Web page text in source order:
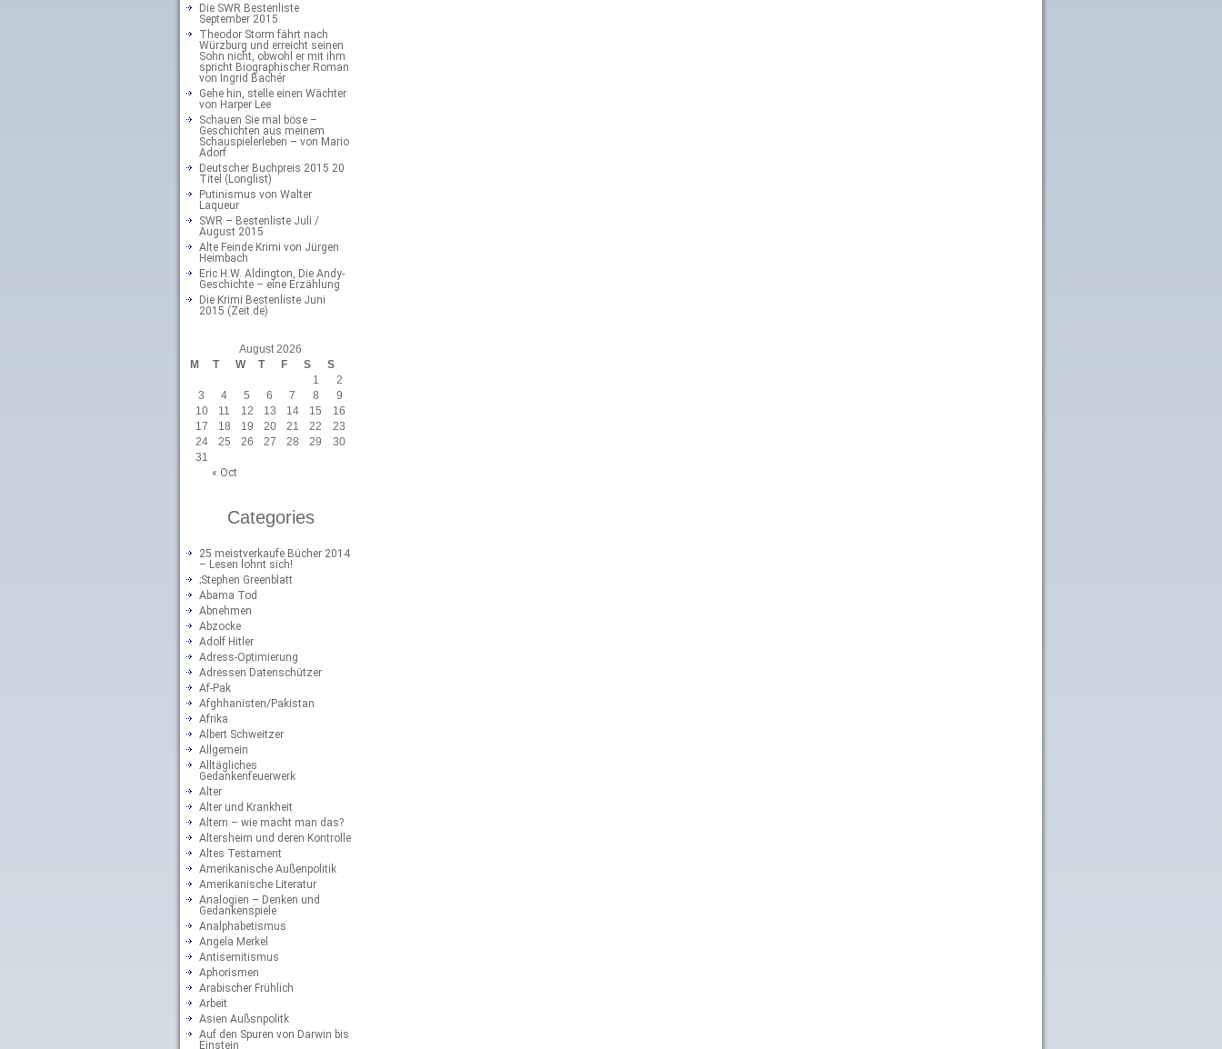
Die SWR Bestenliste
September 2015
Theodor Storm fährt nach
Würzburg und erreicht seinen
Sohn nicht, obwohl er mit ihm
spricht Biographischer Roman
von Ingrid Bachér
Gehe hin, stelle einen Wächter
von Harper Lee
Schauen Sie mal böse –
Geschichten aus meinem
Schauspielerleben – von Mario
Adorf
Deutscher Buchpreis 2015 20
Titel (Longlist)
Putinismus von Walter
Laqueur
SWR – Bestenliste Juli /
August 2015
Alte Feinde Krimi von Jürgen
Heimbach
Eric H.W. Aldington, Die Andy-
Geschichte – eine Erzählung
Die Krimi Bestenliste Juni
2015 (Zeit.de)
August 2026
M
T W T F S S
« Oct
1
2
3
4 5 6 7 8
9
10
11 12 13 14 15
16
17
18 19 20 21 22
23
24
25 26 27 28 29
30
31
Categories
25 meistverkaufe Bücher 2014
– Lesen lohnt sich!
;Stephen Greenblatt
Abama Tod
Abnehmen
Abzocke
Adolf Hitler
Adress-Optimierung
Adressen Datenschützer
Af-Pak
Afghhanisten/Pakistan
Afrika
Albert Schweitzer
Allgemein
Alltägliches
Gedankenfeuerwerk
Alter
Alter und Krankheit
Altern – wie macht man das?
Altersheim und deren Kontrolle
Altes Testament
Amerikanische Außenpolitik
Amerikanische Literatur
Analogien – Denken und
Gedankenspiele
Analphabetismus
Angela Merkel
Antisemitismus
Aphorismen
Arabischer Frühlich
Arbeit
Asien Außsnpolitk
Auf den Spuren von Darwin bis
Einstein